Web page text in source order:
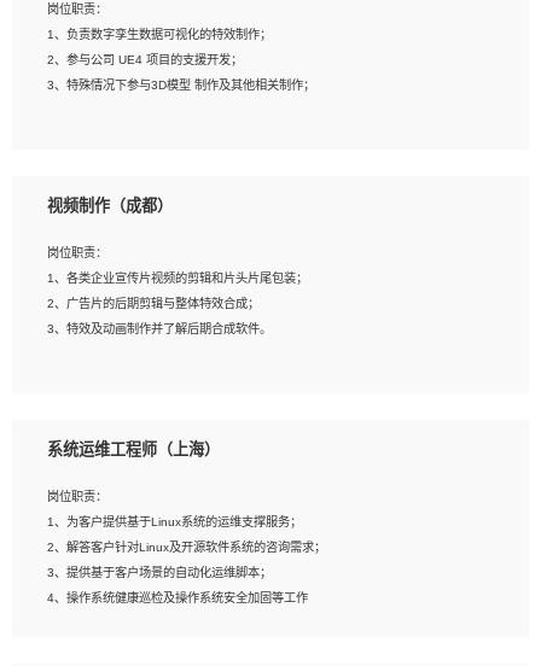
4、有良好的沟通能力和团队合作意识；
5、开发过 HoloLens 程序者优先。
岗位职责：
1、负责数字孪生数据可视化的特效制作；
2、参与公司 UE4 项目的支援开发；
3、特殊情况下参与3D模型 制作及其他相关制作；
上；
3、想象力丰富, 有一定的艺术审美深度；
4、有良好的场景特效搭建功底；
5、熟悉 3Ds Max 或者 Maya；
6、有良好的沟通能力和团队合作意识；
视频制作（成都）
岗位职责：
1、各类企业宣传片视频的剪辑和片头片尾包装；
2、广告片的后期剪辑与整体特效合成；
3、特效及动画制作并了解后期合成软件。
2、熟练使用After Effect、Photo Shop、熟练掌握视频剪辑和特效包装软件；
4、在剪辑上会思考，有一定编导思维；
5、踏实， 勤奋，愿意在工作中不断学习，提高自我；
6、能与同事友好相处。
系统运维工程师（上海）
岗位职责：
1、为客户提供基于Linux系统的运维支撑服务；
2、解答客户针对Linux及开源软件系统的咨询需求；
3、提供基于客户场景的自动化运维脚本；
4、操作系统健康巡检及操作系统安全加固等工作